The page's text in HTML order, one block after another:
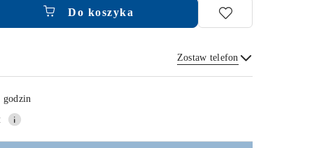
Do koszyka
Zostaw telefon
Wyślij
godzin